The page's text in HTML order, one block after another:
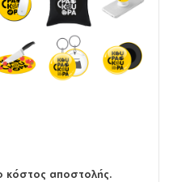
κόστος αποστολής.